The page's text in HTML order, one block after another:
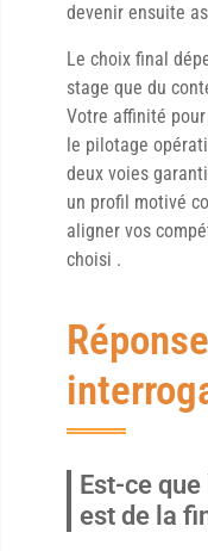
devenir ensuite
Le choix final
stage que du
Votre affinité
le pilotage
deux voies
un profil motivé
aligner vos
choisi .
Est-ce
est de la